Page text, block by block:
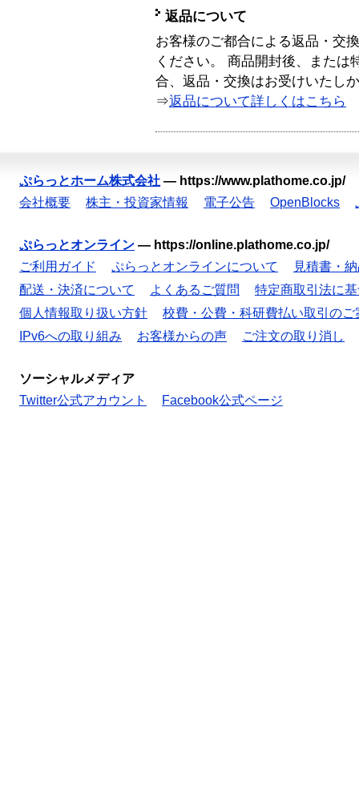
返品について
お客様のご都合による返品・交
ください。 商品開封後、または
合、返品・交換はお受けいたし
⇒返品について詳しくはこちら
ぷらっとホーム株式会社 — https://www.plathome.co.jp/
会社概要
株主・投資家情報 電子公告 OpenBlocks
ぷらっとオンライン — https://online.plathome.co.jp/
ご利用ガイド
ぷらっとオンラインについて
見積書・
配送・決済について
よくあるご質問
特定商取引法に
個人情報取り扱い方針
校費・公費・科研費払い取引のご
IPv6への取り組み
お客様からの声 ご注文の取り消し
ソーシャルメディア
Twitter公式アカウント
Facebook公式ページ